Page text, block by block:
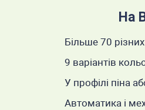
На
Більше 70
9 варіантів
У профілі піна
Автоматика і